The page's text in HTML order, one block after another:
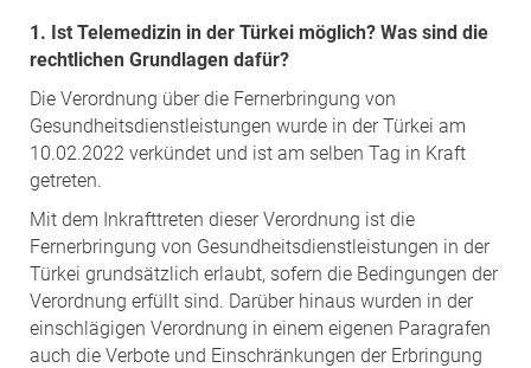
1. Ist Telemedizin in der Türkei möglich? Was sind die
rechtlichen Grundlagen dafür?
Die Verordnung über die Fernerbringung von
Gesundheitsdienstleistungen wurde in der Türkei am
10.02.2022 verkündet und ist am selben Tag in Kraft
getreten.
Mit dem Inkrafttreten dieser Verordnung ist die
Fernerbringung von Gesundheitsdienstleistungen in der
Türkei grundsätzlich erlaubt, sofern die Bedingungen der
Verordnung erfüllt sind. Darüber hinaus wurden in der
einschlägigen Verordnung in einem eigenen Paragrafen
auch die Verbote und Einschränkungen der Erbringung